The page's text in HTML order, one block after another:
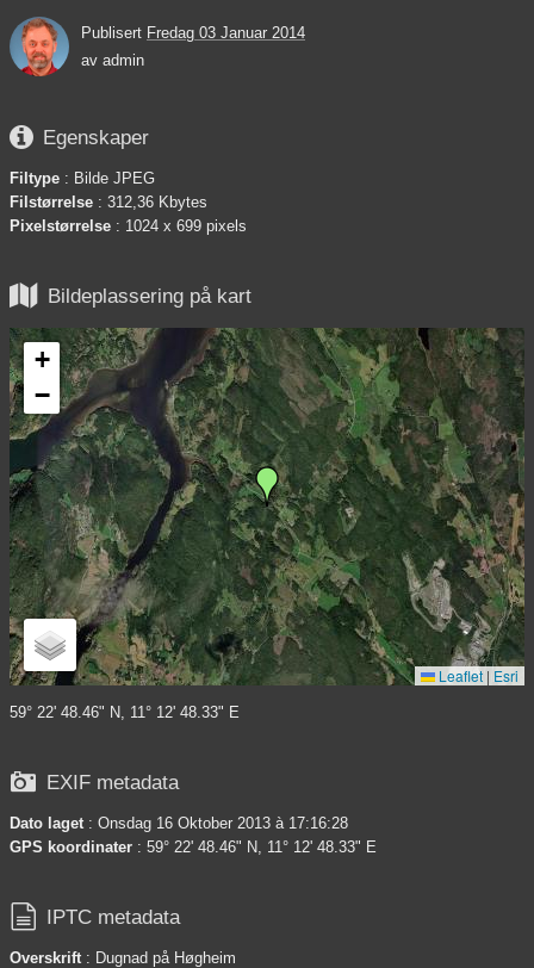
Publisert Fredag 03 Januar 2014
av admin
 Egenskaper
Filtype : Bilde JPEG
Filstørrelse : 312,36 Kbytes
Pixelstørrelse : 1024 x 699 pixels
 Bildeplassering på kart
+
−
Leaflet | Esri
59° 22' 48.46" N, 11° 12' 48.33" E
 EXIF metadata
Dato laget: Onsdag 16 Oktober 2013 à 17:16:28
GPS koordinater : 59° 22' 48.46" N, 11° 12' 48.33" E
 IPTC metadata
Overskrift: Dugnad på Høgheim